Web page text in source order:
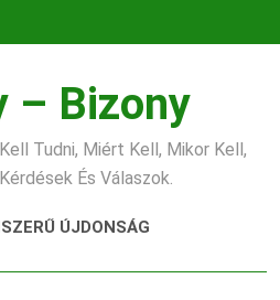
– Bizony
Tudni, Miért Kell, Mikor Kell,
És Válaszok.
ÚJDONSÁG